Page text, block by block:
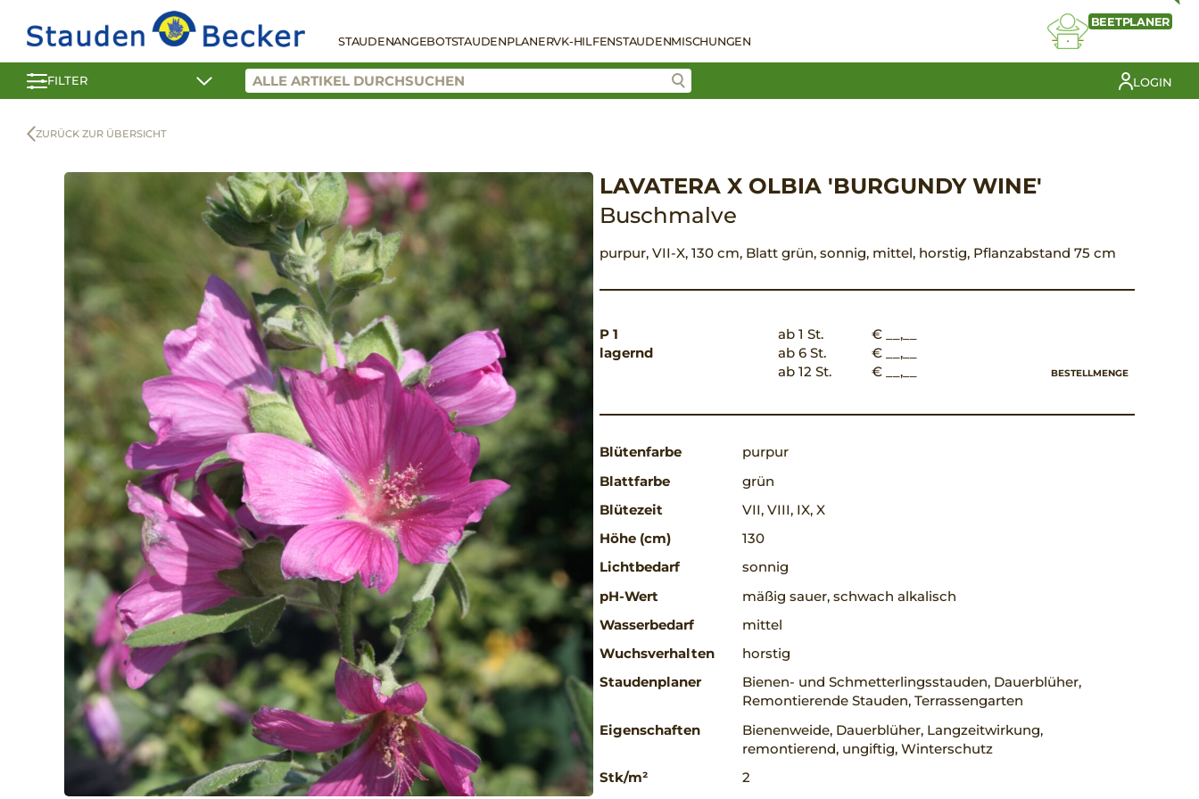
STAUDENANGEBOTSTAUDENPLANERVK-HILFENSTAUDENMISCHUNGEN
BEETPLANER
FILTER LOGIN
ZURÜCK ZUR ÜBERSICHT
LAVATERA X OLBIA 'BURGUNDY WINE'
Buschmalve
purpur, VII-X, 130 cm, Blatt grün, sonnig, mittel, horstig, Pflanzabstand 75 cm
P 1
lagernd
ab 1 St.
€ __,__
ab 6 St.
€ __,__
ab 12 St.
€ __,__ BESTELLMENGE
Blütenfarbe
purpur
Blattfarbe
grün
Blütezeit
VII, VIII, IX, X
Höhe (cm)
130
Lichtbedarf
sonnig
pH-Wert
mäßig sauer, schwach alkalisch
Wasserbedarf
mittel
Wuchsverhalten
horstig
Staudenplaner
Bienen- und Schmetterlingsstauden, Dauerblüher,
Remontierende Stauden, Terrassengarten
Eigenschaften
Bienenweide, Dauerblüher, Langzeitwirkung,
remontierend, ungiftig, Winterschutz
Stk/m²
2